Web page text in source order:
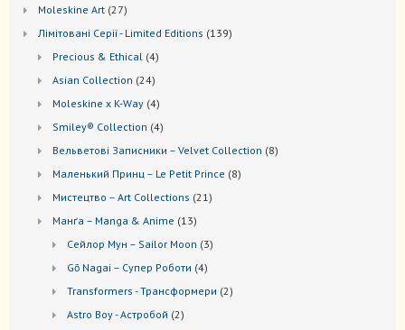
Moleskine Art 2727
Лiмiтовані Серії - Limited Editions 139139
Precious & Ethical 44
Asian Collection 2424
Moleskine x K-Way 44
Smiley® Collection 44
Вельветові Записники – Velvet Collection 88
Маленький Принц – Le Petit Prince 88
Мистецтво – Art Collections 21 21
Манґа – Manga & Anime 1313
Сейлор Мун – Sailor Moon 33
Gō Nagai – Супер Роботи 44
Transformers - Трансформери 22
Astro Boy - Астробой 22